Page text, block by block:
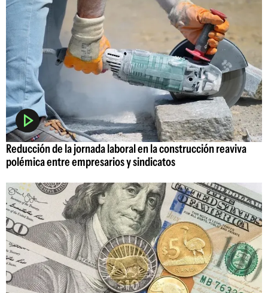
Reducción de la jornada laboral en la construcción reaviva
polémica entre empresarios y sindicatos